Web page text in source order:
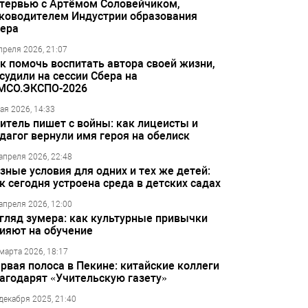
с Артёмом Соловейчиком,
Индустрии образования
2026, 21:07
помочь воспитать автора своей жизни,
на сессии Сбера на
2026
2026, 14:33
пишет с войны: как лицеисты и
вернули имя героя на обелиск
2026, 22:48
условия для одних и тех же детей:
сегодня устроена среда в детских садах
2026, 12:00
зумера: как культурные привычки
на обучение
2026, 18:17
полоса в Пекине: китайские коллеги
«Учительскую газету»
2025, 21:40